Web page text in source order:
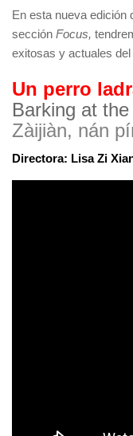
En esta nueva edición
sección Focus,
exitosas y actuales
Un perro
Barking at
Zàijiàn, nán
Directora: Lisa Zi